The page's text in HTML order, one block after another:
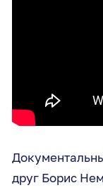
друг Борис